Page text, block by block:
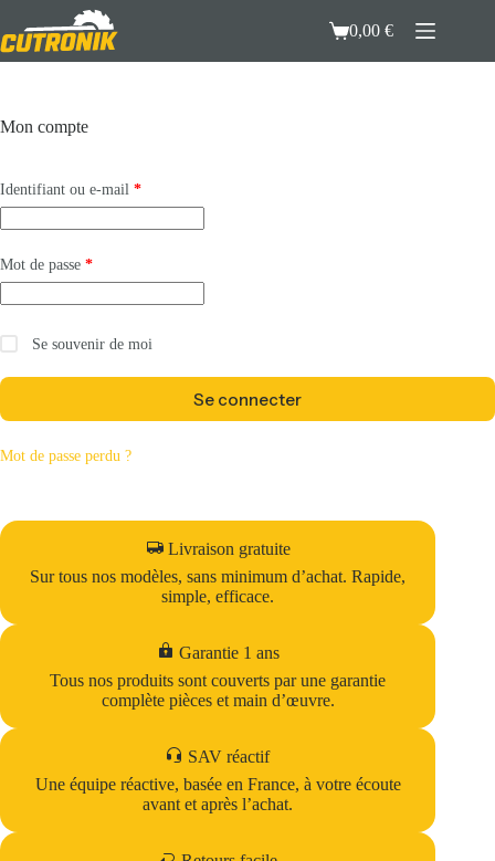
contenu
Panier
d’achat
0,00€
Mon compte
Identifiant ou e-mail *Obligatoire
Mot de passe *Obligatoire
Se souvenir de moi
Se connecter
Mot de passe perdu ?
Livraison gratuite
Sur tous nos modèles, sans minimum d’achat. Rapide,
simple, efficace.
Garantie 1 ans
Tous nos produits sont couverts par une garantie
complète pièces et main d’œuvre.
SAV réactif
Une équipe réactive, basée en France, à votre écoute
avant et après l’achat.